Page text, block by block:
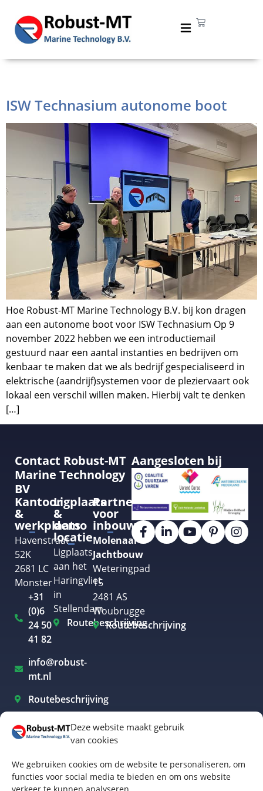
Deze website maakt gebruik
van cookies
We gebruiken cookies om de website te personaliseren, om
functies voor social media te bieden en om ons website
ISW Technasium autonome boot
Hoe Robust-MT Marine Technology B.V. bij kon dragen
aan een autonome boot voor ISW Technasium Op 9
november 2022 hebben we een introductiemail
gestuurd naar een aantal instanties en bedrijven om
kenbaar te maken dat we als bedrijf gespecialiseerd in
elektrische (aandrijf)systemen voor de pleziervaart ook
lokaal een verschil willen maken. Hierbij valt te denken
[…]
Contact Robust-MT
Marine Technology
BV
Kantoor
&
werkplaats
Havenstraat
52K
2681 LC
Monster
+31
(0)6
24 50
41 82
info@robust-
mt.nl
Routebeschrijving
Ligplaats
&
demo
locatie
Ligplaats
aan het
Haringvliet
in
Stellendam
Routebeschrijving
Partner
voor
inbouw
Molenaar
Jachtbouw
Weteringpad
15
2481 AS
Woubrugge
Routebeschrijving
Aangesloten bij
Elektrisch varen Westland
Elektrisch varen Rotterdam